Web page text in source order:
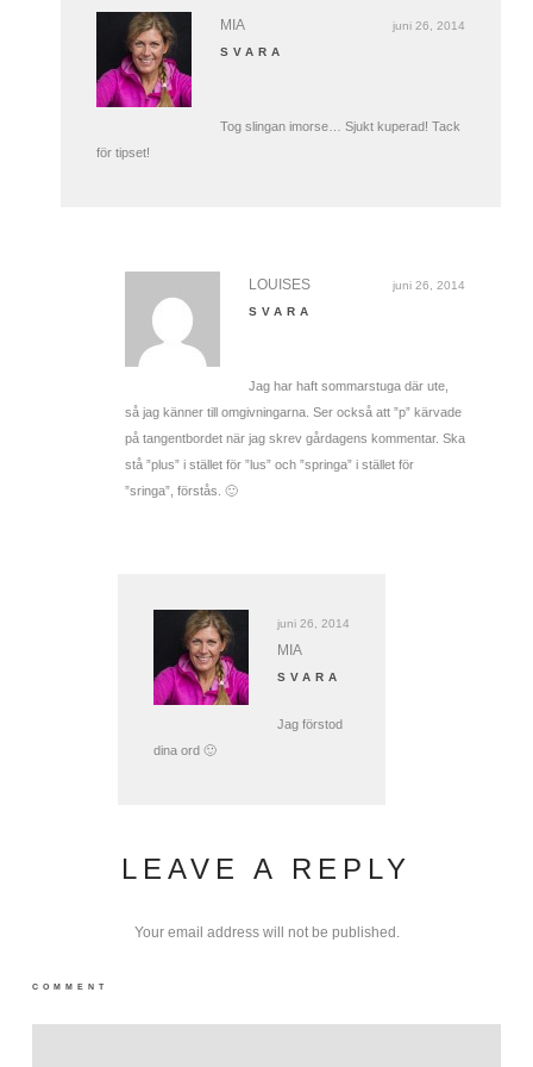
juni 26, 2014
MIA
SVARA
Tog slingan imorse… Sjukt kuperad! Tack
för tipset!
juni 26, 2014
LOUISES
SVARA
Jag har haft sommarstuga där ute,
så jag känner till omgivningarna. Ser också att ”p” kärvade
på tangentbordet när jag skrev gårdagens kommentar. Ska
stå ”plus” i stället för ”lus” och ”springa” i stället för
”sringa”, förstås. 🙂
juni 26, 2014
MIA
SVARA
Jag förstod
dina ord 🙂
LEAVE A REPLY
Your email address will not be published.
COMMENT